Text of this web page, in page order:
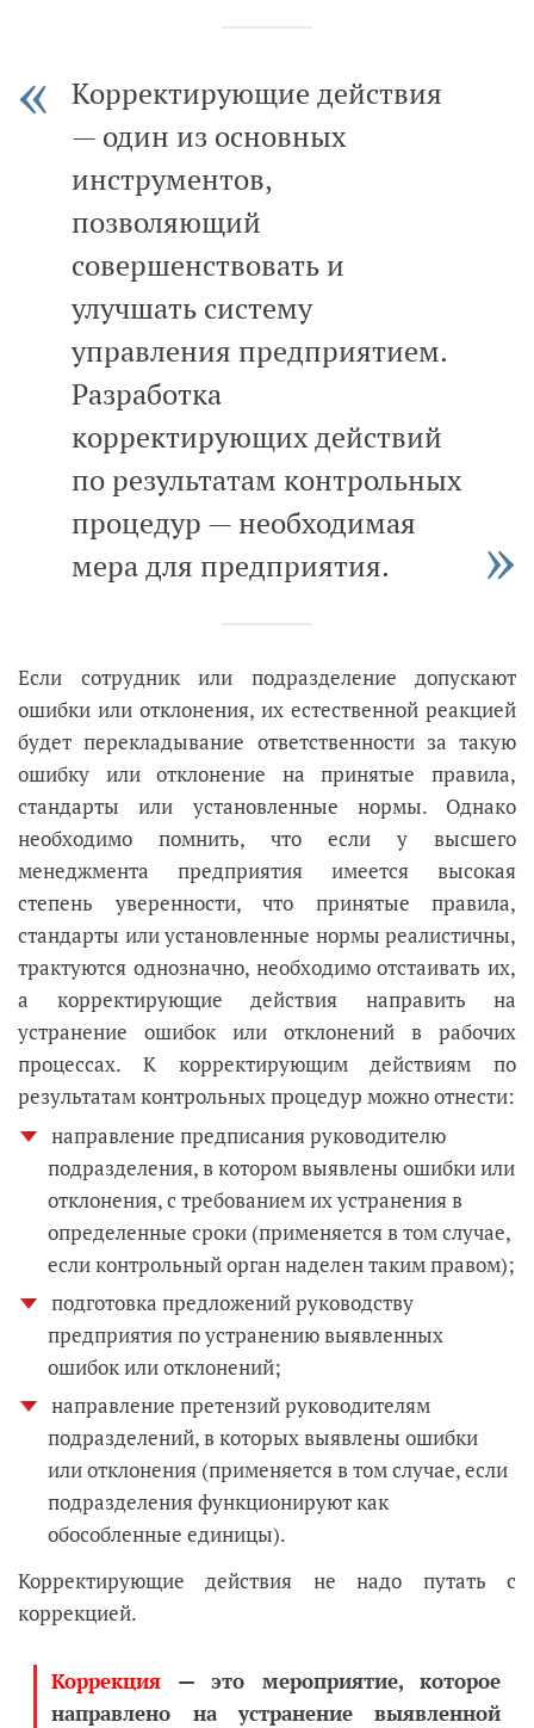
Корректирующие действия
— один из основных
инструментов,
позволяющий
совершенствовать и
улучшать систему
управления предприятием.
Разработка
корректирующих действий
по результатам контрольных
процедур — необходимая
мера для предприятия.
Если сотрудник или подразделение допускают
ошибки или отклонения, их естественной реакцией
будет перекладывание ответственности за такую
ошибку или отклонение на принятые правила,
стандарты или установленные нормы. Однако
необходимо помнить, что если у высшего
менеджмента предприятия имеется высокая
степень уверенности, что принятые правила,
стандарты или установленные нормы реалистичны,
трактуются однозначно, необходимо отстаивать их,
а корректирующие действия направить на
устранение ошибок или отклонений в рабочих
процессах. К корректирующим действиям по
результатам контрольных процедур можно отнести:
направление предписания руководителю
подразделения, в котором выявлены ошибки или
отклонения, с требованием их устранения в
определенные сроки (применяется в том случае,
если контрольный орган наделен таким правом);
подготовка предложений руководству
предприятия по устранению выявленных
ошибок или отклонений;
направление претензий руководителям
подразделений, в которых выявлены ошибки
или отклонения (применяется в том случае, если
подразделения функционируют как
обособленные единицы).
Корректирующие действия не надо путать с
коррекцией.
Коррекция — это мероприятие, которое
направлено на устранение выявленной